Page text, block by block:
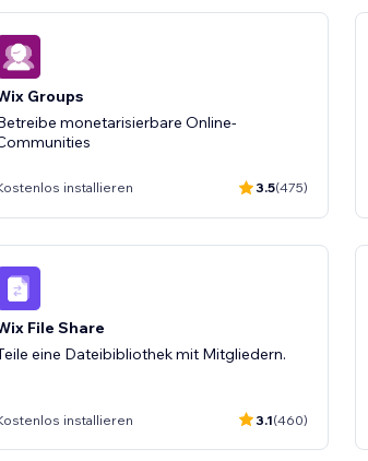
Groups
monetarisierbare Online-
installieren 3.5(475)
File Share
eine Dateibibliothek mit Mitgliedern.
installieren 3.1(460)